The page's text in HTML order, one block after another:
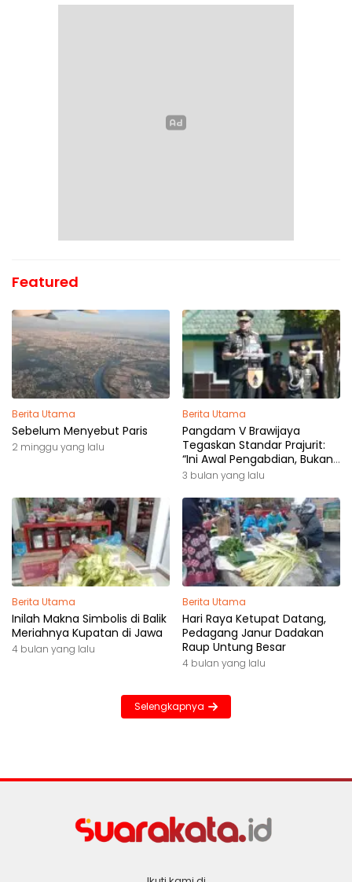
Featured
Berita Utama
Sebelum Menyebut Paris
2 minggu yang lalu
Berita Utama
Pangdam V Brawijaya
Tegaskan Standar Prajurit:
“Ini Awal Pengabdian, Bukan
Akhir Perjalanan”
3 bulan yang lalu
Berita Utama
Inilah Makna Simbolis di Balik
Meriahnya Kupatan di Jawa
4 bulan yang lalu
Berita Utama
Hari Raya Ketupat Datang,
Pedagang Janur Dadakan
Raup Untung Besar
4 bulan yang lalu
Selengkapnya